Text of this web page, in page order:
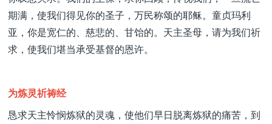
期满，使我们得见你的圣子，万民称颂的耶稣。童贞玛利
亚，你是宽仁的、慈悲的、甘饴的。天主圣母，请为我们祈
求，使我们堪当承受基督的恩许。
为炼灵祈祷经
恳求天主怜悯炼狱的灵魂，使他们早日脱离炼狱的痛苦，到